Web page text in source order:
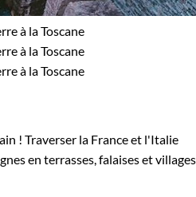
La région de la Ligurie est
production d'huile d'olive, et
la récolte des olives. Vous
d'huile d'olive et visiter
une atmosphère paisible et
moins fréquentés et des
douces permettent
! Traverser la France et l'Italie
en terrasses, falaises et villages